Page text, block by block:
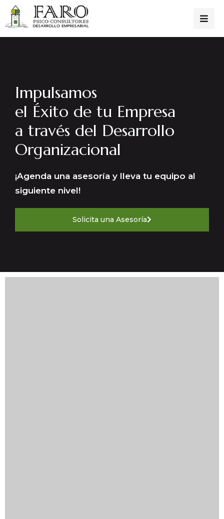
Impulsamos
el Éxito de tu Empresa
a través del Desarrollo
Organizacional
¡Agenda una asesoría y lleva tu equipo al
siguiente nivel!
Solicita una Asesoría